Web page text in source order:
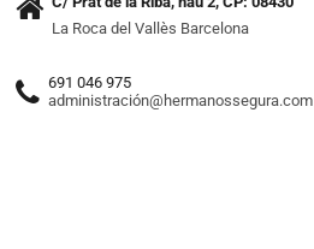
La Roca del Vallès Barcelona
691 046 975
administración@hermanossegura.com